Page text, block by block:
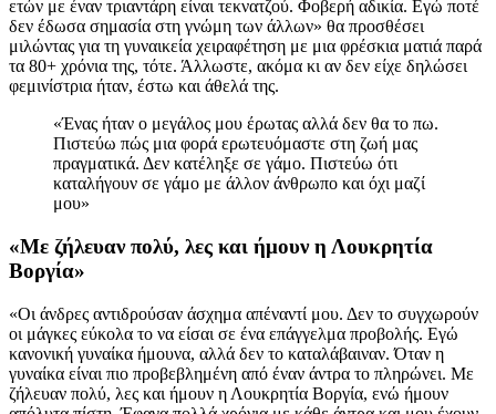
ετών με έναν τριαντάρη είναι τεκνατζού. Φοβερή αδικία. Εγώ ποτέ
δεν έδωσα σημασία στη γνώμη των άλλων» θα προσθέσει
μιλώντας για τη γυναικεία χειραφέτηση με μια φρέσκια ματιά παρά
τα 80+ χρόνια της, τότε. Άλλωστε, ακόμα κι αν δεν είχε δηλώσει
φεμινίστρια ήταν, έστω και άθελά της.
«Ένας ήταν ο μεγάλος μου έρωτας αλλά δεν θα το πω.
Πιστεύω πώς μια φορά ερωτευόμαστε στη ζωή μας
πραγματικά. Δεν κατέληξε σε γάμο. Πιστεύω ότι
καταλήγουν σε γάμο με άλλον άνθρωπο και όχι μαζί
μου»
«Με ζήλευαν πολύ, λες και ήμουν η Λουκρητία
Βοργία»
«Οι άνδρες αντιδρούσαν άσχημα απέναντί μου. Δεν το συγχωρούν
οι μάγκες εύκολα το να είσαι σε ένα επάγγελμα προβολής. Εγώ
κανονική γυναίκα ήμουνα, αλλά δεν το καταλάβαιναν. Όταν η
γυναίκα είναι πιο προβεβλημένη από έναν άντρα το πληρώνει. Με
ζήλευαν πολύ, λες και ήμουν η Λουκρητία Βοργία, ενώ ήμουν